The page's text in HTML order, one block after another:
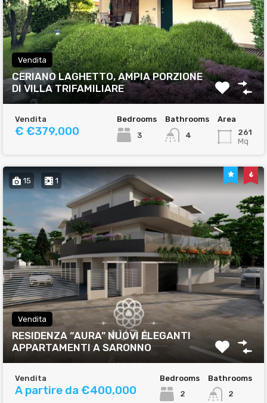
Vendita
CERIANO LAGHETTO, AMPIA PORZIONE
DI VILLA TRIFAMILIARE
Vendita
€ €379,000
Bedrooms
3
Bathrooms
4
Area
261
Mq
15 1
Vendita
RESIDENZA “AURA” NUOVI ELEGANTI
APPARTAMENTI A SARONNO
Vendita
A partire da €400,000
Bedrooms
2
Bathrooms
2